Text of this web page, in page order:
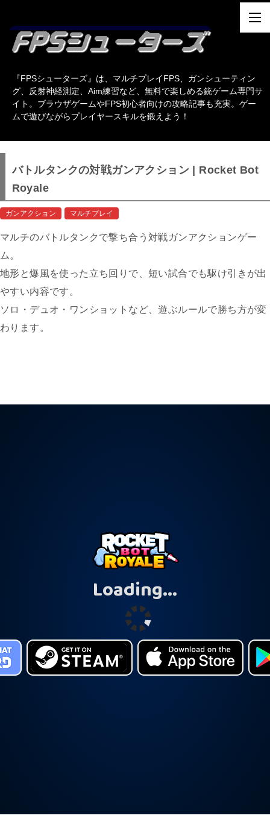
『FPSシューターズ』は、マルチプレイFPS、ガンシューティン
グ、反射神経測定、Aim練習など、無料で楽しめる銃ゲーム専門サ
イト。ブラウザゲームやFPS初心者向けの攻略記事も充実。ゲー
ムで遊びながらプレイヤースキルを鍛えよう！
バトルタンクの対戦ガンアクション | Rocket Bot
Royale
ガンアクション マルチプレイ
マルチのバトルタンクで撃ち合う対戦ガンアクションゲー
ム。
地形と爆風を使った立ち回りで、短い試合でも駆け引きが出
やすい内容です。
ソロ・デュオ・ワンショットなど、遊ぶルールで勝ち方が変
わります。